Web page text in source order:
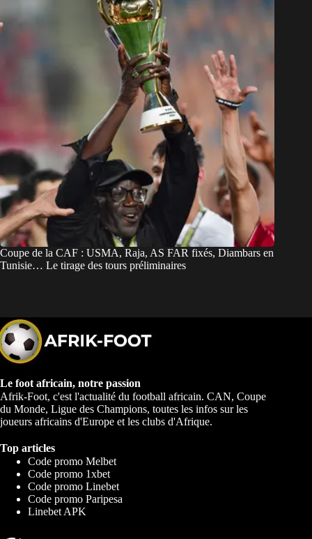
Coupe de la CAF : USMA, Raja, AS FAR fixés, Diambars en
Tunisie… Le tirage des tours préliminaires
Le foot africain, notre passion
Afrik-Foot, c'est l'actualité du football africain. CAN, Coupe
du Monde, Ligue des Champions, toutes les infos sur les
joueurs africains d'Europe et les clubs d'Afrique.
Top articles
Code promo Melbet
Code promo 1xbet
Code promo Linebet
Code promo Paripesa
Linebet APK